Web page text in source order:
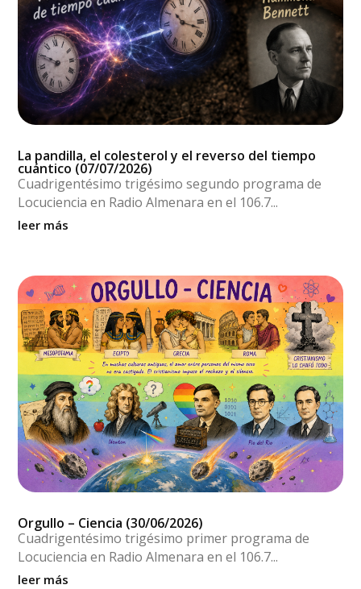
La pandilla, el colesterol y el reverso del tiempo
cuántico (07/07/2026)
Cuadrigentésimo trigésimo segundo programa de
Locuciencia en Radio Almenara en el 106.7...
leer más
Orgullo – Ciencia (30/06/2026)
Cuadrigentésimo trigésimo primer programa de
Locuciencia en Radio Almenara en el 106.7...
leer más